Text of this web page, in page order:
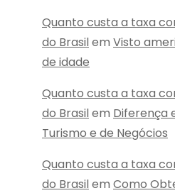
Quanto custa a taxa
do Brasilem Visto
de idade
Quanto custa a taxa
do Brasilem Diferença
Turismo e de Negócios
Quanto custa a taxa
do Brasilem Como